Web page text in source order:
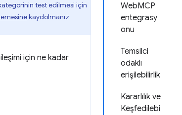
WebMCP
entegrasy
onu
Temsilci
odaklı
erişilebilirlik
Kararlılık ve
Keşfedilebi
test edilmesi için
kaydolmanız
için ne kadar